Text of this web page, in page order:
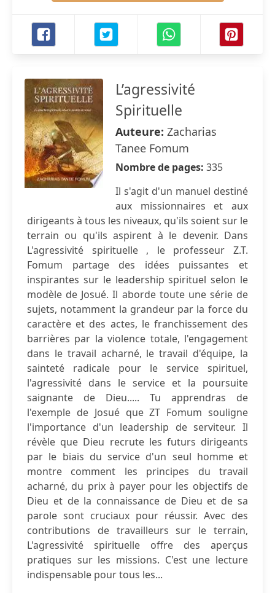
L’agressivité
Spirituelle
Auteure: Zacharias
Tanee Fomum
Nombre de pages: 335
Il s'agit d'un manuel destiné
aux missionnaires et aux
dirigeants à tous les niveaux, qu'ils soient sur le
terrain ou qu'ils aspirent à le devenir. Dans
L'agressivité spirituelle , le professeur Z.T.
Fomum partage des idées puissantes et
inspirantes sur le leadership spirituel selon le
modèle de Josué. Il aborde toute une série de
sujets, notamment la grandeur par la force du
caractère et des actes, le franchissement des
barrières par la violence totale, l'engagement
dans le travail acharné, le travail d'équipe, la
sainteté radicale pour le service spirituel,
l'agressivité dans le service et la poursuite
saignante de Dieu..... Tu apprendras de
l'exemple de Josué que ZT Fomum souligne
l'importance d'un leadership de serviteur. Il
révèle que Dieu recrute les futurs dirigeants
par le biais du service d'un seul homme et
montre comment les principes du travail
acharné, du prix à payer pour les objectifs de
Dieu et de la connaissance de Dieu et de sa
parole sont cruciaux pour réussir. Avec des
contributions de travailleurs sur le terrain,
L'agressivité spirituelle offre des aperçus
pratiques sur les missions. C'est une lecture
indispensable pour tous les...